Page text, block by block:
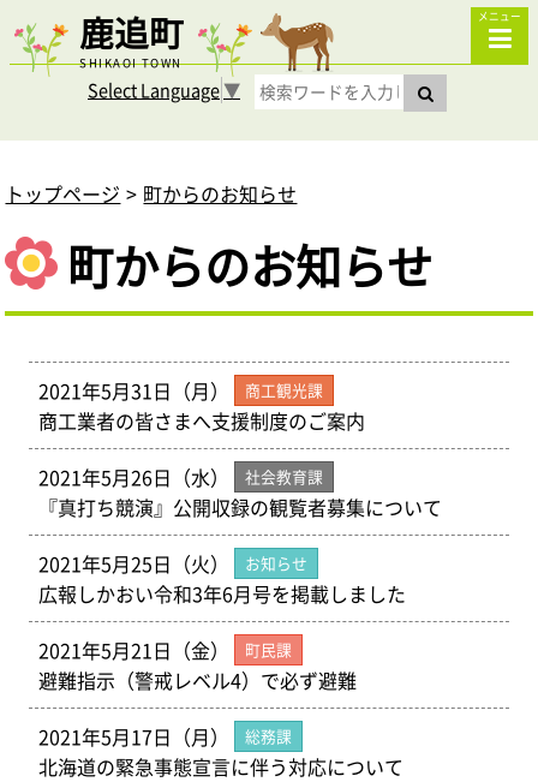
鹿追町
SHIKAOI TOWN
メニュー
Select Language▼
トップページ 町からのお知らせ
町からのお知らせ
2021年5月31日（月） 商工観光課
商工業者の皆さまへ支援制度のご案内
2021年5月26日（水）
社会教育課
『真打ち競演』公開収録の観覧者募集について
2021年5月25日（火）
お知らせ
広報しかおい令和3年6月号を掲載しました
2021年5月21日（金）
町民課
避難指示（警戒レベル4）で必ず避難
2021年5月17日（月）
総務課
北海道の緊急事態宣言に伴う対応について